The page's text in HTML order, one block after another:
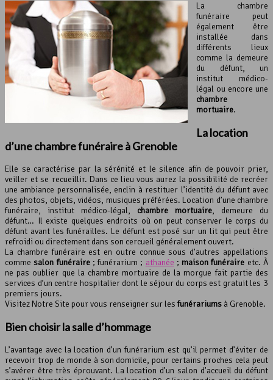
La chambre
funéraire peut
également être
installée dans
différents lieux
comme la demeure
du défunt, un
institut médico-
légal ou encore une
chambre
mortuaire.
La location
d’unechambre funéraireà Grenoble
Elle se caractérise par la sérénité et le silence afin de pouvoir prier,
veiller et se recueillir. Dans ce lieu vous aurez la possibilité de recréer
une ambiance personnalisée, enclin à restituer l’identité du défunt avec
des photos, objets, vidéos, musiques préférées. Location d’une chambre
funéraire, institut médico-légal, chambre mortuaire, demeure du
défunt… Il existe quelques endroits où on peut conserver le corps du
défunt avant les funérailles. Le défunt est posé sur un lit qui peut être
refroidi ou directement dans son cercueil généralement ouvert.
La chambre funéraire est en outre connue sous d’autres appellations
commesalon funéraire; funérarium ; athanée ; maison funéraire etc. À
ne pas oublier que la chambre mortuaire de la morgue fait partie des
services d’un centre hospitalier dont le séjour du corps est gratuit les 3
premiers jours.
Visitez Notre Site pour vous renseigner sur lesfunérariums à Grenoble.
Bien choisir lasalle d’hommage
L’avantage avec la location d’un funérarium est qu’il permet d’éviter de
recevoir trop de monde à son domicile, pour certains proches cela peut
s’avérer être très éprouvant. La location d’un salon d’accueil du défunt